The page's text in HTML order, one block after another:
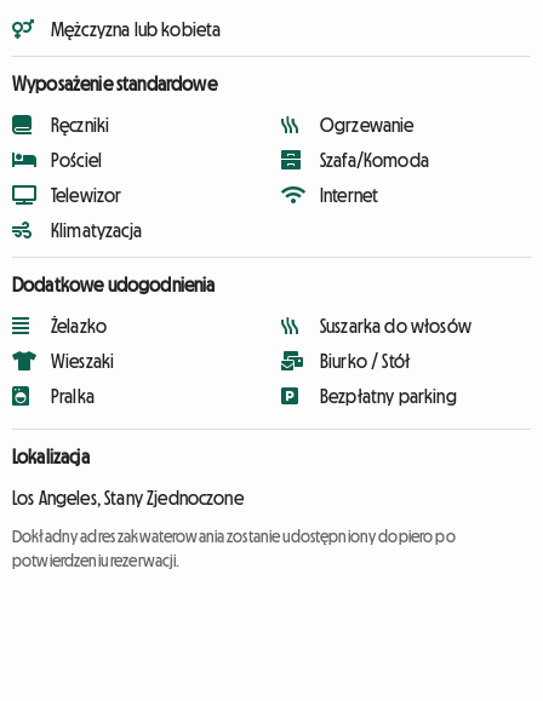
Mężczyzna lub kobieta
Wyposażenie standardowe
Ręczniki
Pościel
Telewizor
Klimatyzacja
Ogrzewanie
Szafa/Komoda
Internet
Dodatkowe udogodnienia
Żelazko
Wieszaki
Pralka
Suszarka do włosów
Biurko / Stół
Bezpłatny parking
Lokalizacja
Los Angeles, Stany Zjednoczone
Dokładny adres zakwaterowania zostanie udostępniony dopiero po
potwierdzeniu rezerwacji.